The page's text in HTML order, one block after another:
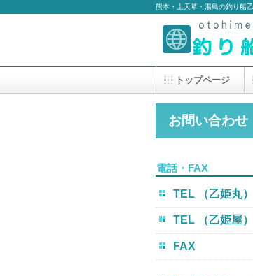
熊本・上天草・湯島の釣り
お問い合わせ
電話・FAX
TEL （乙姫丸）
TEL （乙姫屋）
FAX
トップページ